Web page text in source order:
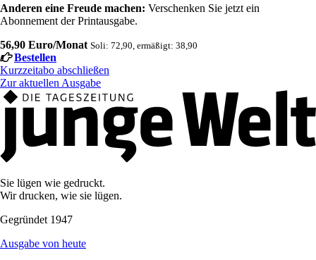
Anderen eine Freude machen: Verschenken Sie jetzt ein
Abonnement der Printausgabe.
56,90 Euro/Monat Soli: 72,90, ermäßigt: 38,90
Bestellen
Kurzzeitabo abschließen
Zur aktuellen Ausgabe
Sie lügen wie gedruckt.
Wir drucken, wie sie lügen.
Gegründet 1947
Ausgabe von heute